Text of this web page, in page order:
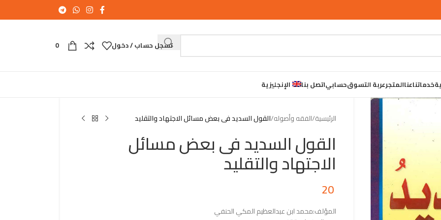
تسجل حساب / دخول 0
خدماتناعناالمتجرعربة التسوقحسابياتصل بنا الإنجليزية
الرئيسية/الفقه وأصوله/القول السديد فى بعض مسائل الاجتهاد والتقليد
القول السديد فى بعض مسائل
الاجتهاد والتقليد
20
المؤلف:محمد ابن عبدالعظيم المكي الحنفي